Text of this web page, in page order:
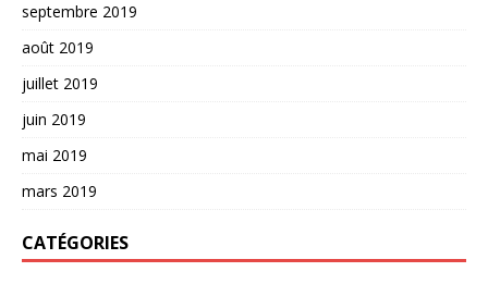
septembre 2019
août 2019
juillet 2019
juin 2019
mai 2019
mars 2019
CATÉGORIES